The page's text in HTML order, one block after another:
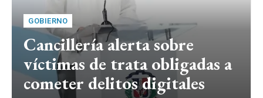
GOBIERNO
Cancillería alerta sobre
víctimas de trata obligadas a
cometer delitos digitales